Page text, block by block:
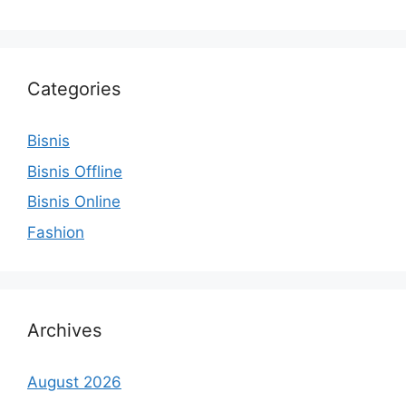
Categories
Bisnis
Bisnis Offline
Bisnis Online
Fashion
Archives
August 2026